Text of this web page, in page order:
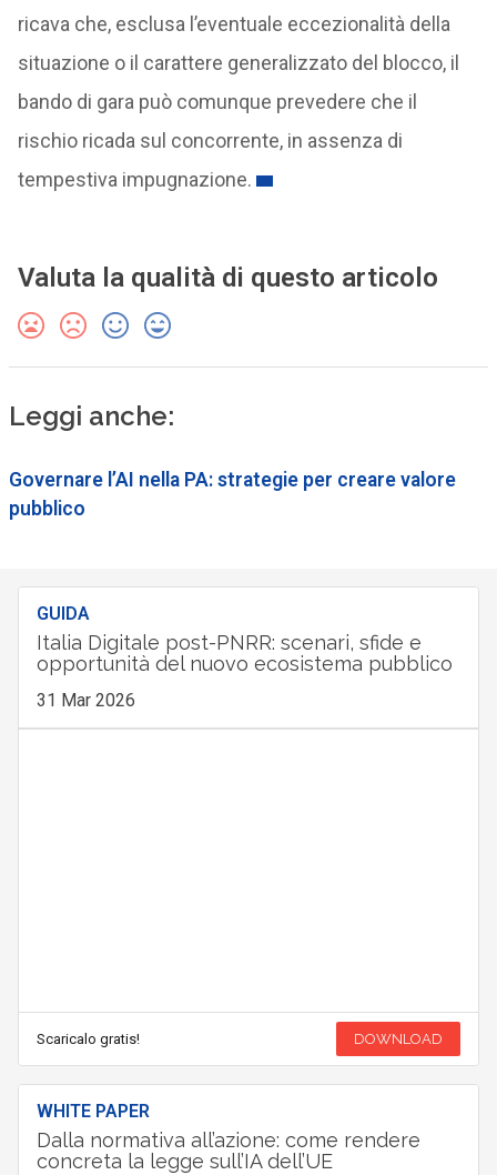
ricava che, esclusa l’eventuale eccezionalità della
situazione o il carattere generalizzato del blocco, il
bando di gara può comunque prevedere che il
rischio ricada sul concorrente, in assenza di
tempestiva impugnazione.
Valuta la qualità di questo articolo
Leggi anche:
Governare l’AI nella PA: strategie per creare valore
pubblico
GUIDA
Italia Digitale post-PNRR: scenari, sfide e
opportunità del nuovo ecosistema pubblico
31 Mar 2026
Scaricalo gratis! DOWNLOAD
WHITE PAPER
Dalla normativa all’azione: come rendere
concreta la legge sull’IA dell’UE